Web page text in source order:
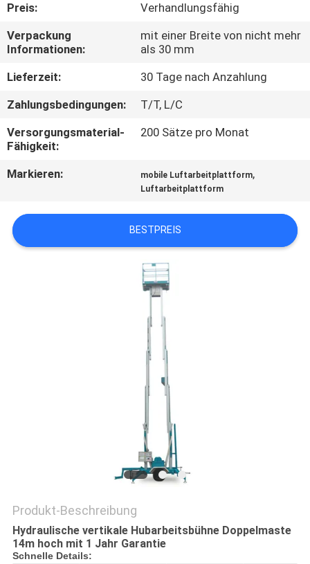
KONTAKT
MIT
UNS
NEUIGKEITEN
BITTE UM
EIN
SITEMAP
DATENSCHUTZRICHTLINIE
Preis:
Verhandlungsfähig
Verpackung
Informationen:
mit einer Breite von nicht mehr
als 30 mm
Lieferzeit:
30 Tage nach Anzahlung
Zahlungsbedingungen:
T/T, L/C
Versorgungsmaterial-
Fähigkeit:
200 Sätze pro Monat
Markieren: mobile Luftarbeitplattform,
Luftarbeitplattform
BESTPREIS
Produkt-Beschreibung
Hydraulische vertikale Hubarbeitsbühne Doppelmaste
14m hoch mit 1 Jahr Garantie
Schnelle Details: